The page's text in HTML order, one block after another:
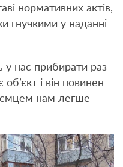
нормативних актів,
гнучкими у наданні
у нас прибирати раз
і він повинен
нам легше